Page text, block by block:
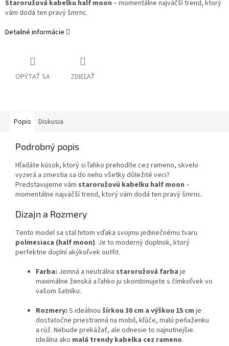
Staroružová kabelku half moon – momentálne najväčší trend, ktorý
vám dodá ten pravý šmrnc.
Detailné informácie
OPÝTAŤ SA ZDIEĽAŤ
Popis Diskusia
Podrobný popis
Hľadáte kúsok, ktorý si ľahko prehodíte cez rameno, skvelo
vyzerá a zmestia sa do neho všetky dôležité veci?
Predstavujeme vám staroružovú kabelku half moon –
momentálne najväčší trend, ktorý vám dodá ten pravý šmrnc.
Dizajn a Rozmery
Tento model sa stal hitom vďaka svojmu jedinečnému tvaru
polmesiaca (half moon). Je to moderný doplnok, ktorý
perfektne doplní akýkoľvek outfit.
Farba: Jemná a neutrálna staroružová farba je
maximálne ženská a ľahko ju skombinujete s čímkoľvek vo
vašom šatníku.
Rozmery: S ideálnou šírkou 30 cm a výškou 15 cm je
dostatočne priestranná na mobil, kľúče, malú peňaženku
a rúž. Nebude prekážať, ale odnesie to najnutnejšie.
Ideálna ako malá trendy kabelka cez rameno.